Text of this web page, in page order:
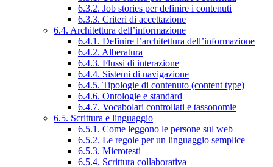
6.3.2. Job stories per definire i contenuti
6.3.3. Criteri di accettazione
6.4. Architettura dell’informazione
6.4.1. Definire l’architettura dell’informazione
6.4.2. Alberatura
6.4.3. Flussi di interazione
6.4.4. Sistemi di navigazione
6.4.5. Tipologie di contenuto (content type)
6.4.6. Ontologie e standard
6.4.7. Vocabolari controllati e tassonomie
6.5. Scrittura e linguaggio
6.5.1. Come leggono le persone sul web
6.5.2. Le regole per un linguaggio semplice
6.5.3. Microtesti
6.5.4. Scrittura collaborativa